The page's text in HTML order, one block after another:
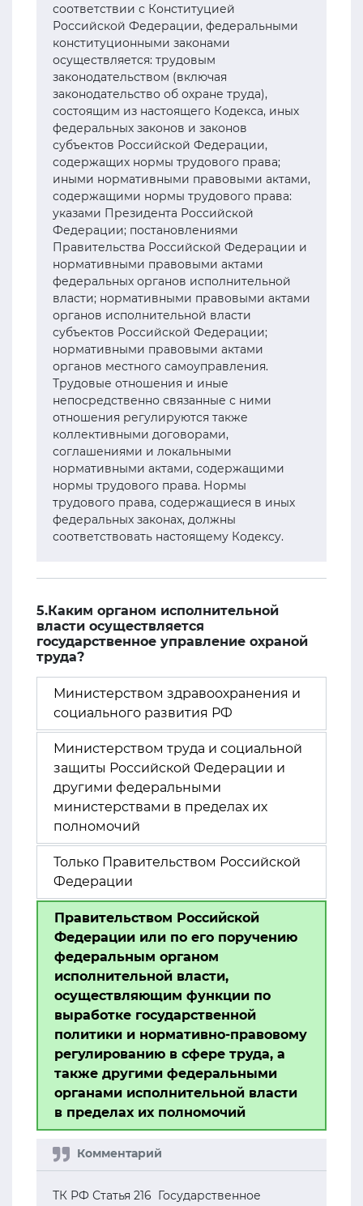
соответствии с Конституцией
Российской Федерации, федеральными
конституционными законами
осуществляется: трудовым
законодательством (включая
законодательство об охране труда),
состоящим из настоящего Кодекса, иных
федеральных законов и законов
субъектов Российской Федерации,
содержащих нормы трудового права;
иными нормативными правовыми актами,
содержащими нормы трудового права:
указами Президента Российской
Федерации; постановлениями
Правительства Российской Федерации и
нормативными правовыми актами
федеральных органов исполнительной
власти; нормативными правовыми актами
органов исполнительной власти
субъектов Российской Федерации;
нормативными правовыми актами
органов местного самоуправления.
Трудовые отношения и иные
непосредственно связанные с ними
отношения регулируются также
коллективными договорами,
соглашениями и локальными
нормативными актами, содержащими
нормы трудового права. Нормы
трудового права, содержащиеся в иных
федеральных законах, должны
соответствовать настоящему Кодексу.
5.Каким органом исполнительной
власти осуществляется
государственное управление охраной
труда?
Министерством здравоохранения и
социального развития РФ
Министерством труда и социальной
защиты Российской Федерации и
другими федеральными
министерствами в пределах их
полномочий
Только Правительством Российской
Федерации
Правительством Российской
Федерации или по его поручению
федеральным органом
исполнительной власти,
осуществляющим функции по
выработке государственной
политики и нормативно-правовому
регулированию в сфере труда, а
также другими федеральными
органами исполнительной власти
в пределах их полномочий
ТК РФ Статья 216 Государственное